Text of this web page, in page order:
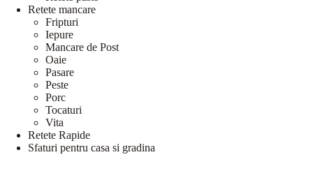
Retete mancare
Fripturi
Iepure
Mancare de Post
Oaie
Pasare
Peste
Porc
Tocaturi
Vita
Retete Rapide
Sfaturi pentru casa si gradina